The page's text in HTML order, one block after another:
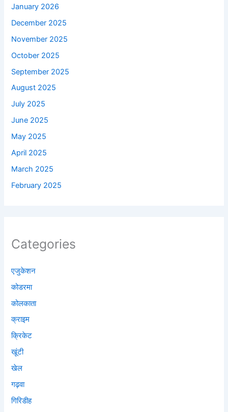
January 2026
December 2025
November 2025
October 2025
September 2025
August 2025
July 2025
June 2025
May 2025
April 2025
March 2025
February 2025
Categories
एजुकेशन
कोडरमा
कोलकाता
क्राइम
क्रिकेट
खूंटी
खेल
गढ़वा
गिरिडीह